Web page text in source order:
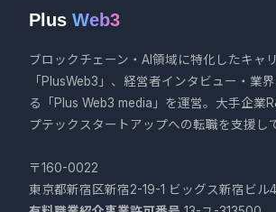
Plus Web3
ブロックチェーン・AI領域に特化したキャ
「PlusWeb3」、経営者インタビュー・業
る「Plus Web3 media」を運営。大手企業
プテックスタートアップへの転職を支援し
〒160-0022
東京都新宿区新宿2-19-1 ビッグス新宿ビル